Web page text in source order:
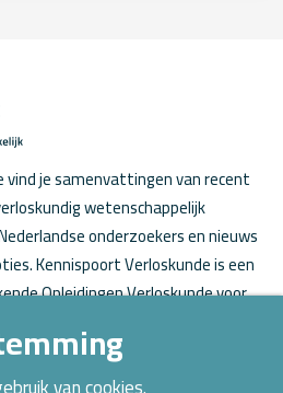
vind je samenvattingen van recent
wetenschappelijk
onderzoekers en nieuws
Kennispoort Verloskunde is een
Opleidingen Verloskunde voor